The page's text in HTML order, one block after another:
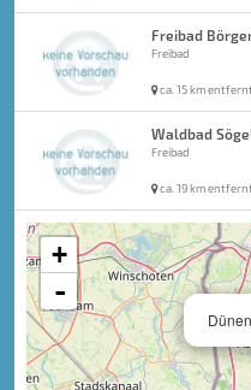
Freibad
Freibad
ca. 15 km
Waldbad
Freibad
ca. 19 km
+
-